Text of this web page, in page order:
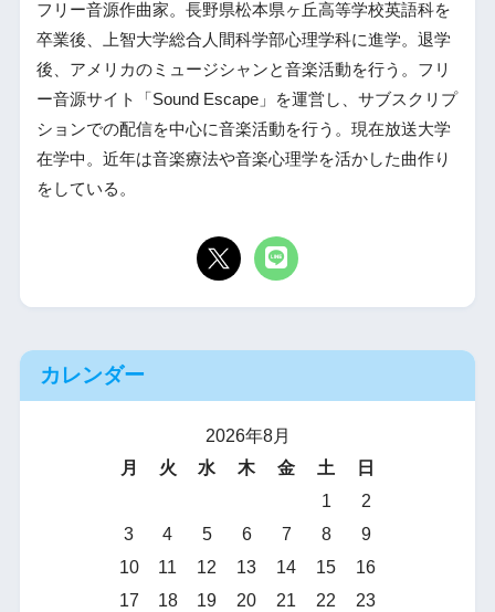
フリー音源作曲家。長野県松本県ヶ丘高等学校英語科を
卒業後、上智大学総合人間科学部心理学科に進学。退学
後、アメリカのミュージシャンと音楽活動を行う。フリ
ー音源サイト「Sound Escape」を運営し、サブスクリプ
ションでの配信を中心に音楽活動を行う。現在放送大学
在学中。近年は音楽療法や音楽心理学を活かした曲作り
をしている。
カレンダー
2026年8月
月
火 水 木 金 土
日
1
2
3
4 5 6 7 8
9
10
11 12 13 14 15
16
17
18 19 20 21 22
23